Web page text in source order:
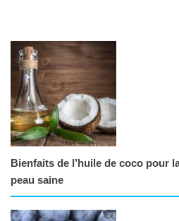
Bienfaits de l’huile de coco pour
peau saine